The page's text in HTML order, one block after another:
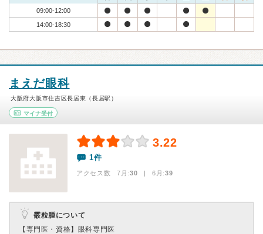
09:00-12:00
14:00-18:30
まえだ眼科
大阪府大阪市住吉区長居東（長居駅）
マイナ受付
3.22
1件
アクセス数 7月:30 | 6月:39
霰粒腫について
【専門医・資格】 眼科専門医